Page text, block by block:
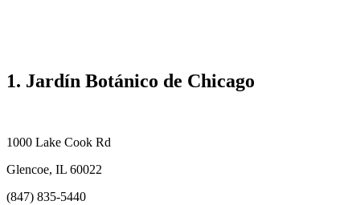
1. Jardín Botánico de Chicago
1000 Lake Cook Rd
Glencoe, IL 60022
(847) 835-5440